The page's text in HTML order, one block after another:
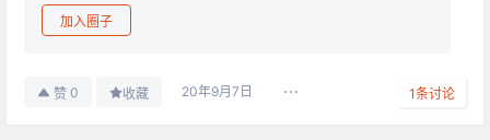
加入圈子
赞 0 收藏 20年9月7日 1条讨论